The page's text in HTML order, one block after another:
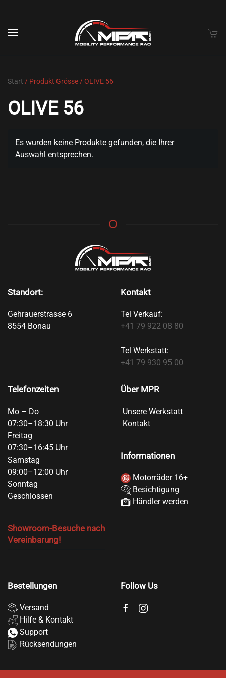
Skip to main content
Start / Produkt Grösse / OLIVE 56
OLIVE 56
Es wurden keine Produkte gefunden, die Ihrer
Auswahl entsprechen.
Standort:
Gehrauerstrasse 6
8554 Bonau
Kontakt
Tel Verkauf:
+41 79 922 08 80
Tel Werkstatt:
+41 79 930 95 00
Telefonzeiten
Mo – Do
07:30–18:30 Uhr
Freitag
07:30–16:45 Uhr
Samstag
09:00–12:00 Uhr
Sonntag
Geschlossen
Showroom-Besuche nach
Vereinbarung!
Über MPR
Unsere Werkstatt
Kontakt
Informationen
Motorräder 16+
Besichtigung
Händler werden
Bestellungen
Versand
Hilfe & Kontakt
Support
Rücksendungen
Follow Us